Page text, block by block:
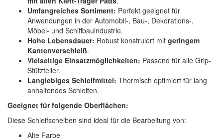
Umfangreiches Sortiment: Perfekt geeignet für
Anwendungen in der Automobil-, Bau-, Dekorations-,
Möbel- und Schiffbauindustrie.
Hohe Lebensdauer: Robust konstruiert mit geringem
Kantenverschleiß.
Vielseitige Einsatzmöglichkeiten: Passend für alle Grip-
Stützteller.
Langlebiges Schleifmittel: Thermisch optimiert für lang
anhaltendes Schleifen.
Geeignet für folgende Oberflächen:
Diese Schleifscheiben sind ideal für die Bearbeitung von:
Alte Farbe